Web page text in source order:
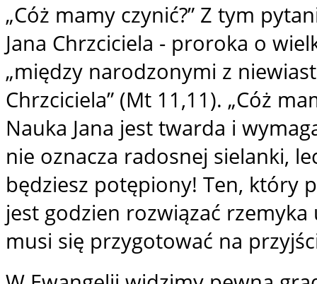
„Cóż mamy czynić?” Z tym
Jana Chrzciciela - proroka o
„między narodzonymi z
Chrzciciela” (Mt 11,11). „Cóż
Nauka Jana jest twarda i
nie oznacza radosnej sielanki,
będziesz potępiony! Ten, który
jest godzien rozwiązać rzemyka
musi się przygotować na